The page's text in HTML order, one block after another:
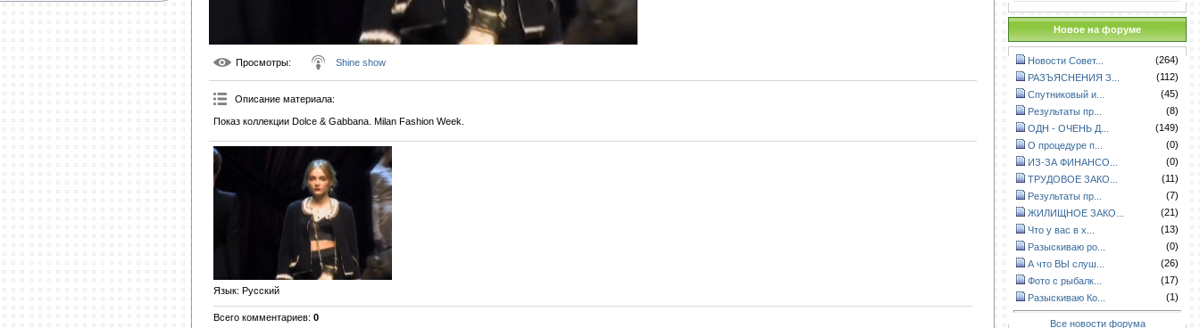
Просмотры: Shine show
Описание материала:
Показ коллекции Dolce & Gabbana. Milan Fashion Week.
Язык: Русский
Всего комментариев: 0
Новое на форуме
Новости Совет...
(264)
РАЗЪЯСНЕНИЯ З...
(112)
Спутниковый и...
(45)
Результаты пр...
(8)
ОДН - ОЧЕНЬ Д...
(149)
О процедуре п...
(0)
ИЗ-ЗА ФИНАНСО...
(0)
ТРУДОВОЕ ЗАКО...
(11)
Результаты пр...
(7)
ЖИЛИЩНОЕ ЗАКО...
(21)
Что у вас в х...
(13)
Разыскиваю ро...
(0)
А что ВЫ слуш...
(26)
Фото с рыбалк...
(17)
Разыскиваю Ко...
(1)
Все новости форума